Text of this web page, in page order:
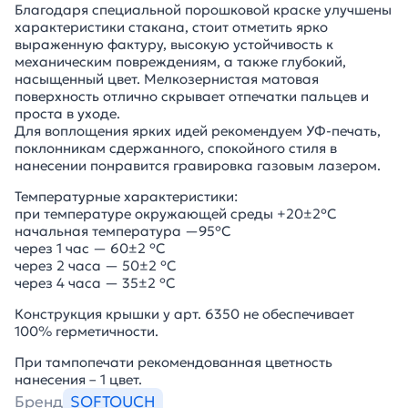
Благодаря специальной порошковой краске улучшены
характеристики стакана, стоит отметить ярко
выраженную фактуру, высокую устойчивость к
механическим повреждениям, а также глубокий,
насыщенный цвет. Мелкозернистая матовая
поверхность отлично скрывает отпечатки пальцев и
проста в уходе.
Для воплощения ярких идей рекомендуем УФ-печать,
поклонникам сдержанного, спокойного стиля в
нанесении понравится гравировка газовым лазером.
Температурные характеристики:
при температуре окружающей среды +20±2°С
начальная температура —95°С
через 1 час — 60±2 °С
через 2 часа — 50±2 °С
через 4 часа — 35±2 °С
Конструкция крышки у арт. 6350 не обеспечивает
100% герметичности.
При тампопечати рекомендованная цветность
нанесения – 1 цвет.
Бренд SOFTOUCH